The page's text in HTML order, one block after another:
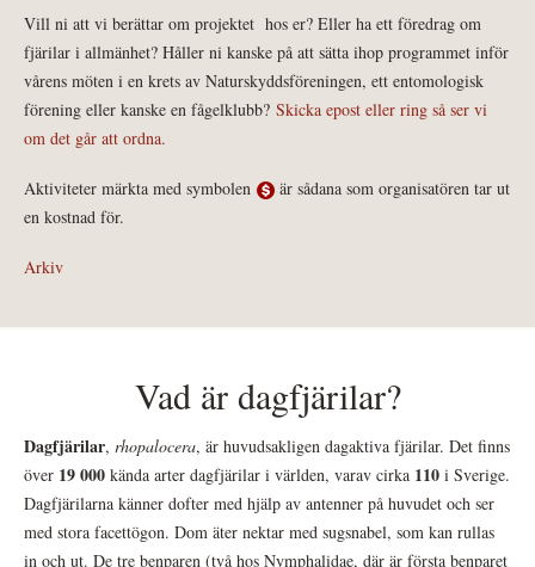
Vill ni att vi berättar om projektet hos er? Eller ha ett föredrag om
fjärilar i allmänhet? Håller ni kanske på att sätta ihop programmet inför
vårens möten i en krets av Naturskyddsföreningen, ett entomologisk
förening eller kanske en fågelklubb? Skicka epost eller ring så ser vi
om det går att ordna.
Aktiviteter märkta med symbolen
är sådana som organisatören tar ut
en kostnad för.
Arkiv
Vad är dagfjärilar?
Dagfjärilar, rhopalocera, är huvudsakligen dagaktiva fjärilar. Det finns
över 19 000 kända arter dagfjärilar i världen, varav cirka 110 i Sverige.
Dagfjärilarna känner dofter med hjälp av antenner på huvudet och ser
med stora facettögon. Dom äter nektar med sugsnabel, som kan rullas
in och ut. De tre benparen (två hos Nymphalidae, där är första benparet